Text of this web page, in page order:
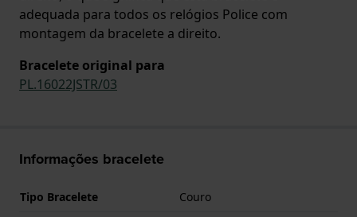
adequada para todos os relógios Police com
montagem da bracelete a direito.
Bracelete original para
PL.16022JSTR/03
Informações bracelete
Tipo Bracelete
Couro